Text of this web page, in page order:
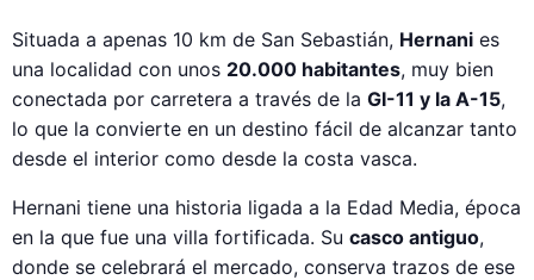
Situada a apenas 10 km de San Sebastián, Hernani es
una localidad con unos 20.000 habitantes, muy bien
conectada por carretera a través de la GI-11 y la A-15,
lo que la convierte en un destino fácil de alcanzar tanto
desde el interior como desde la costa vasca.
Hernani tiene una historia ligada a la Edad Media, época
en la que fue una villa fortificada. Su casco antiguo,
donde se celebrará el mercado, conserva trazos de ese